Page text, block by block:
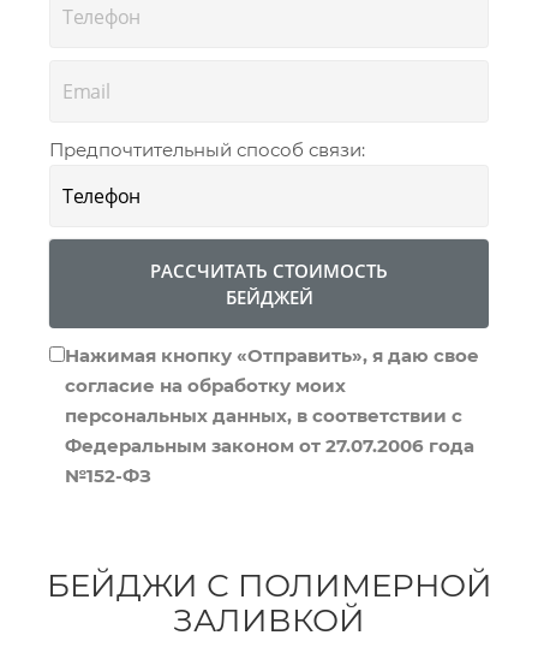
Предпочтительный способ связи:
РАССЧИТАТЬ СТОИМОСТЬ
БЕЙДЖЕЙ
Нажимая кнопку «Отправить», я даю свое
согласие на обработку моих
персональных данных, в соответствии с
Федеральным законом от 27.07.2006 года
№152-ФЗ
БЕЙДЖИ С ПОЛИМЕРНОЙ
ЗАЛИВКОЙ